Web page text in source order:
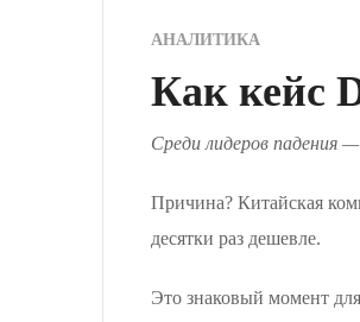
АНАЛИТИКА
Как кейс
Среди лидеров падения
Причина? Китайская
десятки раз дешевле.
Это знаковый момент